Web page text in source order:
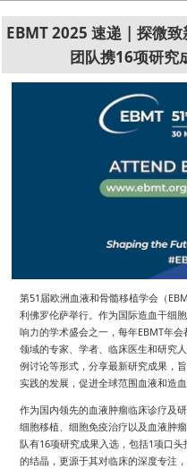
EBMT 2025 速递 | 探微
团队携16项研究
第51届欧洲血液和骨髓移植学会（
利佛罗伦萨举行。作为国际造血干细
响力的学术盛会之一，每年EBMT年
领域的专家、学者、临床医生和研究
例讨论等形式，分享最新研究成果，
实践的发展，促进全球范围血液和造
作为国内领先的血液肿瘤临床诊疗及
细胞移植、细胞免疫治疗以及血液肿
队有16项研究成果入选，包括1项口
的结晶，更源于其对临床的深度专注